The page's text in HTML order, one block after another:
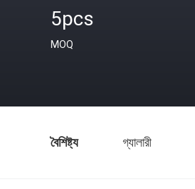
5pcs
MOQ
বৈশিষ্ট্য গ্যালারী